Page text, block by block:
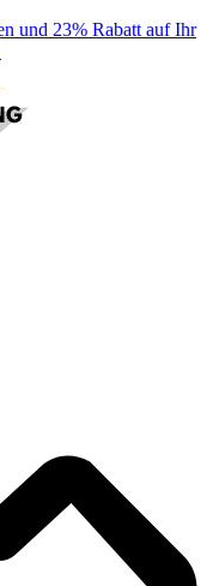
und 23% Rabatt auf Ihr